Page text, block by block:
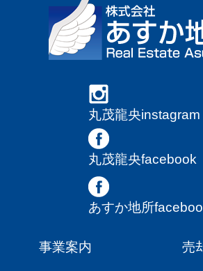
丸茂龍央instagram
丸茂龍央facebook
あすか地所
事業案内 売